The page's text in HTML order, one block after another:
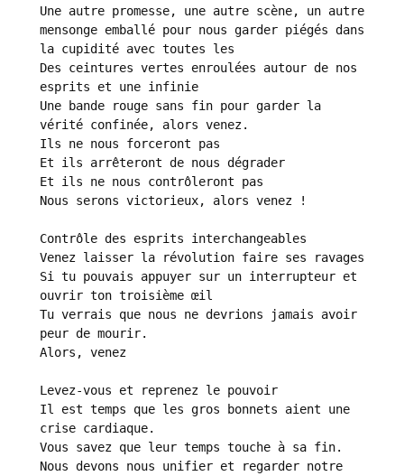
Une autre promesse, une autre scène, un autre
mensonge emballé pour nous garder piégés dans
la cupidité avec toutes les
Des ceintures vertes enroulées autour de nos
esprits et une infinie
Une bande rouge sans fin pour garder la
vérité confinée, alors venez.
Ils ne nous forceront pas
Et ils arrêteront de nous dégrader
Et ils ne nous contrôleront pas
Nous serons victorieux, alors venez !
Contrôle des esprits interchangeables
Venez laisser la révolution faire ses ravages
Si tu pouvais appuyer sur un interrupteur et
ouvrir ton troisième œil
Tu verrais que nous ne devrions jamais avoir
peur de mourir.
Alors, venez
Levez-vous et reprenez le pouvoir
Il est temps que les gros bonnets aient une
crise cardiaque.
Vous savez que leur temps touche à sa fin.
Nous devons nous unifier et regarder notre